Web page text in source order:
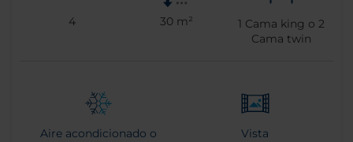
4 30 m² 1 Cama king o 2
Cama twin
Aire acondicionado o
Vista